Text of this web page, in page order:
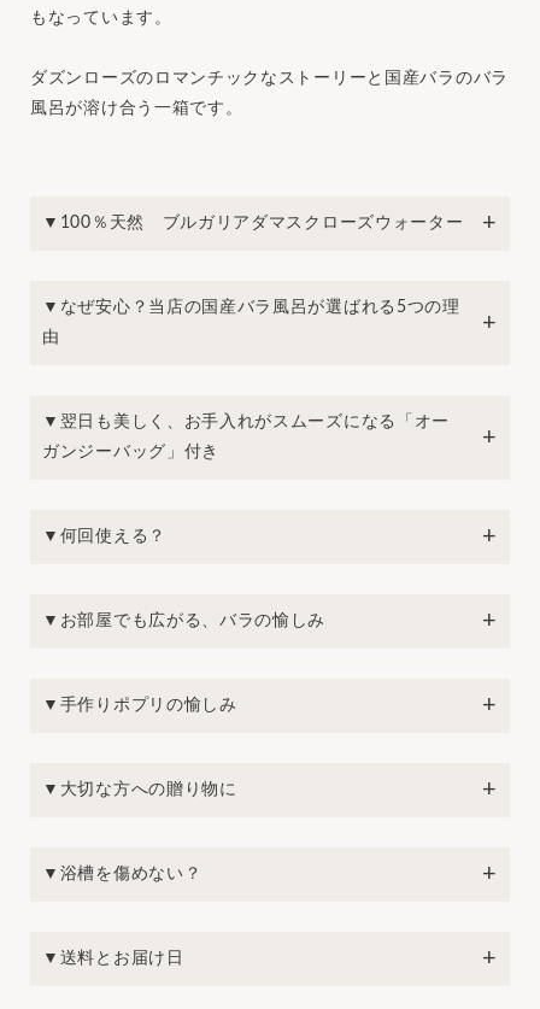
もなっています。
ダズンローズのロマンチックなストーリーと国産バラのバラ
風呂が溶け合う一箱です。
▼100％天然 ブルガリアダマスクローズウォーター
▼なぜ安心？当店の国産バラ風呂が選ばれる5つの理
由
▼翌日も美しく、お手入れがスムーズになる「オー
ガンジーバッグ」付き
▼何回使える？
▼お部屋でも広がる、バラの愉しみ
▼手作りポプリの愉しみ
▼大切な方への贈り物に
▼浴槽を傷めない？
▼送料とお届け日